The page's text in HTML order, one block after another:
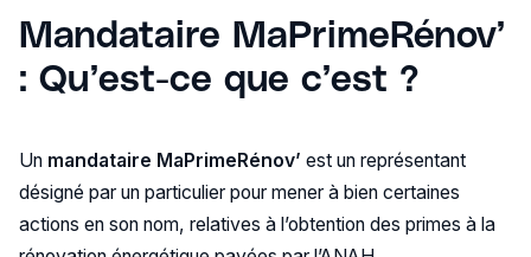
Mandataire MaPrimeRénov’
: Qu’est-ce que c’est ?
Un mandataire MaPrimeRénov’ est un représentant
désigné par un particulier pour mener à bien certaines
actions en son nom, relatives à l’obtention des primes à la